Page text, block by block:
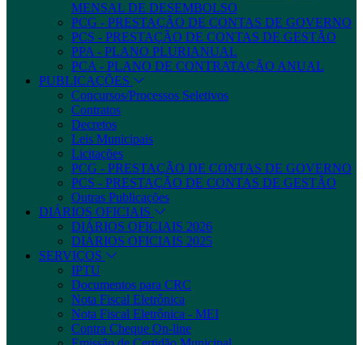
MENSAL DE DESEMBOLSO
PCG - PRESTAÇÃO DE CONTAS DE GOVERNO
PCS - PRESTAÇÃO DE CONTAS DE GESTÃO
PPA - PLANO PLURIANUAL
PCA - PLANO DE CONTRATAÇÃO ANUAL
PUBLICAÇÕES
Concursos/Processos Seletivos
Contratos
Decretos
Leis Municipais
Licitações
PCG - PRESTAÇÃO DE CONTAS DE GOVERNO
PCS - PRESTAÇÃO DE CONTAS DE GESTÃO
Outras Publicações
DIÁRIOS OFICIAIS
DIÁRIOS OFICIAIS 2026
DIÁRIOS OFICIAIS 2025
SERVIÇOS
IPTU
Documentos para CRC
Nota Fiscal Eletrônica
Nota Fiscal Eletrônica - MEI
Contra Cheque On-line